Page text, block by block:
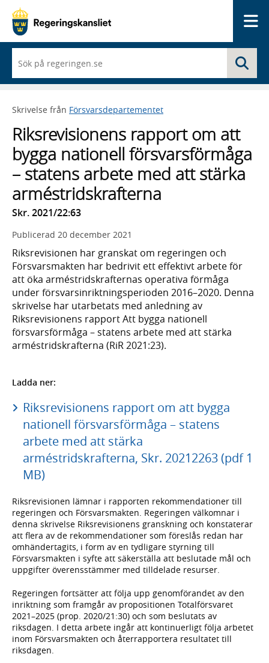
du
börjar
skriva
framträder
lista
med
sökförslag
Skrivelse från Försvarsdepartementet
Riksrevisionens rapport om att
bygga nationell försvarsförmåga
– statens arbete med att stärka
arméstridskrafterna
Skr. 2021/22:63
Publicerad 20 december 2021
Riksrevisionen har granskat om regeringen och
Försvarsmakten har bedrivit ett effektivt arbete för
att öka arméstridskrafternas operativa förmåga
under försvarsinriktningsperioden 2016–2020. Denna
skrivelse har utarbetats med anledning av
Riksrevisionens rapport Att bygga nationell
försvarsförmåga – statens arbete med att stärka
arméstridskrafterna (RiR 2021:23).
Ladda ner:
Riksrevisionens rapport om att bygga
nationell försvarsförmåga – statens
arbete med att stärka
arméstridskrafterna, Skr. 20212263 (pdf 1
MB)
Riksrevisionen lämnar i rapporten rekommendationer till
regeringen och Försvarsmakten. Regeringen välkomnar i
denna skrivelse Riksrevisionens granskning och konstaterar
att flera av de rekommendationer som föreslås redan har
omhändertagits, i form av en tydligare styrning till
Försvarsmakten i syfte att säkerställa att beslutade mål och
uppgifter överensstämmer med tilldelade resurser.
Regeringen fortsätter att följa upp genomförandet av den
inriktning som framgår av propositionen Totalförsvaret
2021–2025 (prop. 2020/21:30) och som beslutats av
riksdagen. I detta arbete ingår att kontinuerligt följa arbetet
inom Försvarsmakten och återrapportera resultatet till
riksdagen.